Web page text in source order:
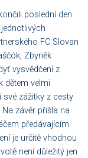
poslední den
FC Slovan
Zbyněk
vysvědčení z
dětem velmi
zážitky z cesty
závěr přišla na
předávajícím
je určitě vhodnou
není důležitý jen